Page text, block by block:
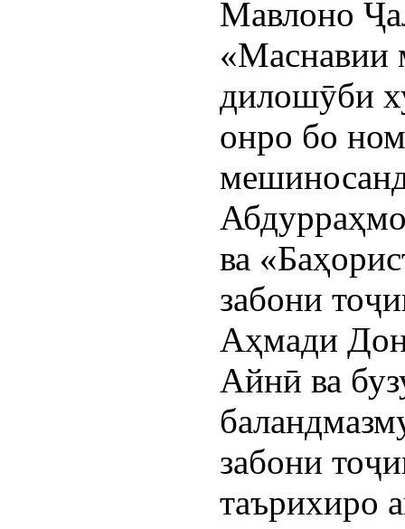
Мавлоно
«Маснавии
дилошӯби
онро бо
ва
забони
Аҳмади
Айнӣ ва
забони
таърихиро